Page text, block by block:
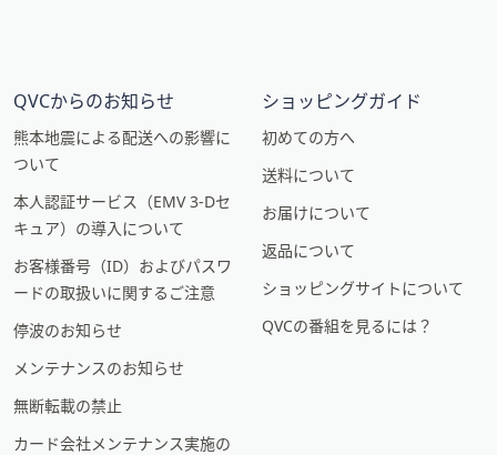
QVCからのお知らせ
熊本地震による配送への影響に
ついて
本人認証サービス（EMV 3-Dセ
キュア）の導入について
お客様番号（ID）およびパスワ
ードの取扱いに関するご注意
停波のお知らせ
メンテナンスのお知らせ
無断転載の禁止
カード会社メンテナンス実施の
ショッピングガイド
初めての方へ
送料について
お届けについて
返品について
ショッピングサイトについて
QVCの番組を見るには？